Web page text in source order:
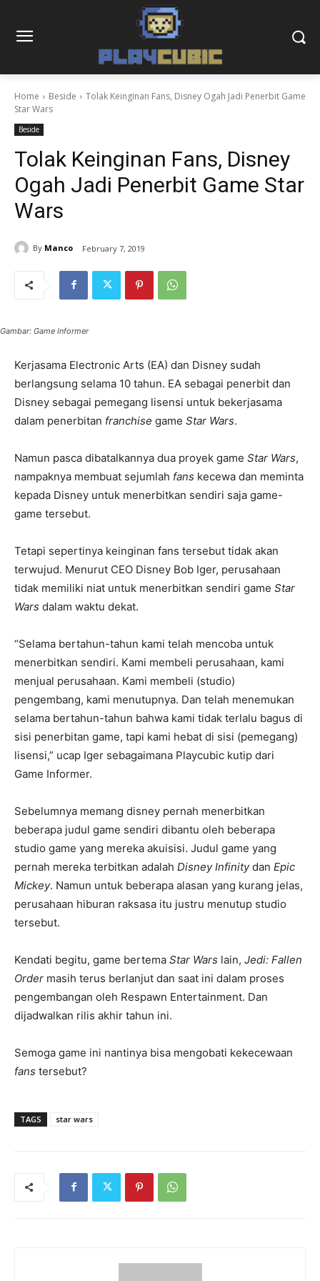
Home Beside
Tolak Keinginan Fans, Disney Ogah Jadi Penerbit Game
Star Wars
Beside
Tolak Keinginan Fans, Disney
Ogah Jadi Penerbit Game Star
Wars
By Manco February 7, 2019
Gambar: Game Informer
Kerjasama Electronic Arts (EA) dan Disney sudah
berlangsung selama 10 tahun. EA sebagai penerbit dan
Disney sebagai pemegang lisensi untuk bekerjasama
dalam penerbitan franchise game Star Wars.
Namun pasca dibatalkannya dua proyek game Star Wars,
nampaknya membuat sejumlah fans kecewa dan meminta
kepada Disney untuk menerbitkan sendiri saja game-
game tersebut.
Tetapi sepertinya keinginan fans tersebut tidak akan
terwujud. Menurut CEO Disney Bob Iger, perusahaan
tidak memiliki niat untuk menerbitkan sendiri game Star
Wars dalam waktu dekat.
“Selama bertahun-tahun kami telah mencoba untuk
menerbitkan sendiri. Kami membeli perusahaan, kami
menjual perusahaan. Kami membeli (studio)
pengembang, kami menutupnya. Dan telah menemukan
selama bertahun-tahun bahwa kami tidak terlalu bagus di
sisi penerbitan game, tapi kami hebat di sisi (pemegang)
lisensi,” ucap Iger sebagaimana Playcubic kutip dari
Game Informer.
Sebelumnya memang disney pernah menerbitkan
beberapa judul game sendiri dibantu oleh beberapa
studio game yang mereka akuisisi. Judul game yang
pernah mereka terbitkan adalah Disney Infinitydan Epic
Mickey. Namun untuk beberapa alasan yang kurang jelas,
perusahaan hiburan raksasa itu justru menutup studio
tersebut.
Kendati begitu, game bertema Star Wars lain, Jedi: Fallen
Order masih terus berlanjut dan saat ini dalam proses
pengembangan oleh Respawn Entertainment. Dan
dijadwalkan rilis akhir tahun ini.
Semoga game ini nantinya bisa mengobati kekecewaan
fans tersebut?
TAGS star wars